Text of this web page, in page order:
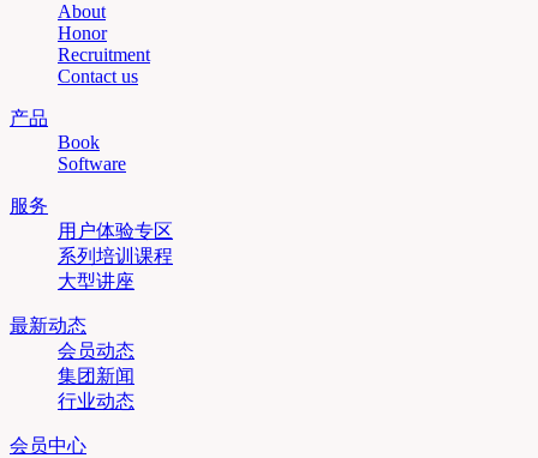
About
Honor
Recruitment
Contact us
产品
Book
Software
服务
用户体验专区
系列培训课程
大型讲座
最新动态
会员动态
集团新闻
行业动态
会员中心